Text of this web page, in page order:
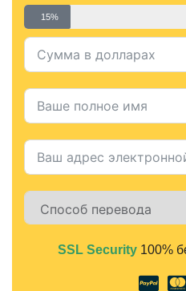
15%
Alternative:
SSL Security100%